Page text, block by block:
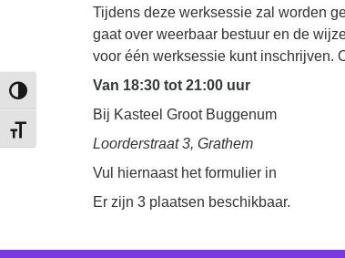
Keuze voor hoog contrast
Kies grootte van het lettertype
Tijdens deze werksessie zal worden
gaat over weerbaar bestuur en de
voor één werksessie kunt inschrijven.
Van 18:30 tot 21:00 uur
Bij Kasteel Groot Buggenum
Loorderstraat 3, Grathem
Vul hiernaast het formulier in
Er zijn 3 plaatsen beschikbaar.